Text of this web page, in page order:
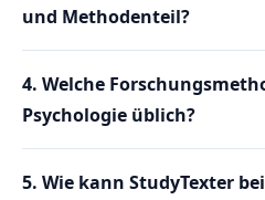
und Methodenteil?
4. Welche
Psychologie üblich?
5. Wie kann StudyTexter